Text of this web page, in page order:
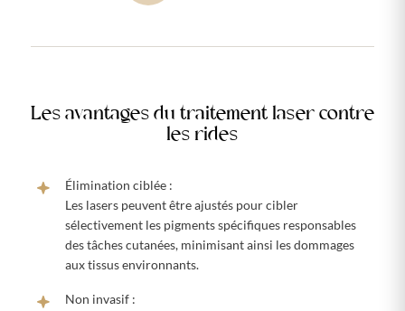
Les avantages du traitement laser contre
les rides
Élimination ciblée :
Les lasers peuvent être ajustés pour cibler
sélectivement les pigments spécifiques responsables
des tâches cutanées, minimisant ainsi les dommages
aux tissus environnants.
Non invasif :